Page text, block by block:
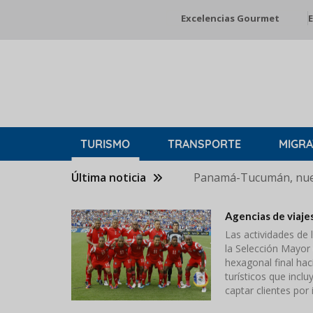
Excelencias Gourmet
TURISMO TRANSPORTE
Última noticia Panamá-Tucumán,
Agencias de
Las actividades
la Selección
hexagonal final
turísticos que
captar clientes por